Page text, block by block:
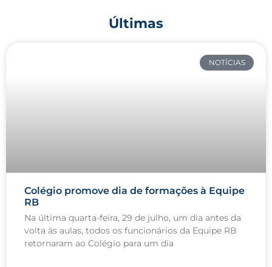
Últimas
NOTÍCIAS
Colégio promove dia de formações à Equipe
RB
Na última quarta-feira, 29 de julho, um dia antes da
volta às aulas, todos os funcionários da Equipe RB
retornaram ao Colégio para um dia